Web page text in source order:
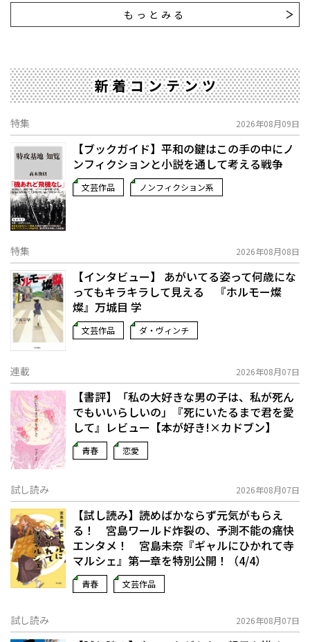
もっとみる
新着コンテンツ
特集 2026年08月09日
【ブックガイド】平和の鍵はこの手の中に――ノ
ンフィクションと小説を通して考える戦争
文芸作品 ノンフィクション系
特集 2026年08月08日
【インタビュー】 あがいてる姿って何歳にな
ってもキラキラして見える 『ホルモー燦
燦』万城目 学
文芸作品 ダ・ヴィンチ
連載 2026年08月07日
【書評】「私の大好きな男の子は、私が死ん
でもいいらしいの」――『死にいたるまで君を愛
して』レビュー【本が好き!×カドブン】
青春 恋愛
試し読み 2026年08月07日
【試し読み】読めばかならず元気がもらえ
る！ 宮島ワールド炸裂の、予測不能の痛快
エンタメ！ 宮島未奈『ギャルにひかれて寺
マルシェ』第一章を特別公開！（4/4）
青春 文芸作品
試し読み 2026年08月07日